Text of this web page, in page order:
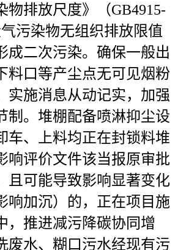
物排放尺度》（GB4915-
污染物无组织排放限值
成二次污染。确保一般出
料口等产尘点无可见烟粉
实施消息从动记实，加强
制。堆棚配备喷淋抑尘设
车、上料均正在封锁料堆
响评价文件该当报原审批
且可能导致影响显著变化
响加沉）的，正在项目施
，推进减污降碳协同增
废水、糊口污水经现有污